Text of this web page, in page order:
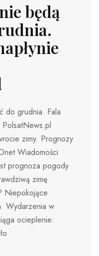
będą
do grudnia. Fala
zimy. Prognozy
Wiadomości
prognoza pogody
zimę
Niepokojące
Wydarzenia w
ocieplenie: